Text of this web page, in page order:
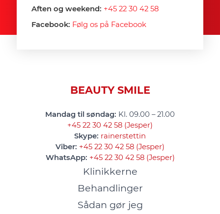
Aften og weekend: +45 22 30 42 58
Facebook: Følg os på Facebook
BEAUTY SMILE
Mandag til søndag: Kl. 09.00 – 21.00
+45 22 30 42 58 (Jesper)
Skype: rainerstettin
Viber: +45 22 30 42 58 (Jesper)
WhatsApp: +45 22 30 42 58 (Jesper)
Klinikkerne
Behandlinger
Sådan gør jeg